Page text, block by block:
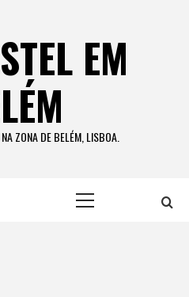
EM
ZONA DE BELÉM, LISBOA.